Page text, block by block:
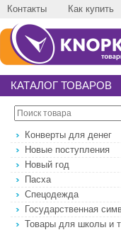
Контакты Как купить
КАТАЛОГ ТОВАРОВ
Конверты для денег
Новые поступления
Новый год
Пасха
Спецодежда
Государственная
Товары для школы и